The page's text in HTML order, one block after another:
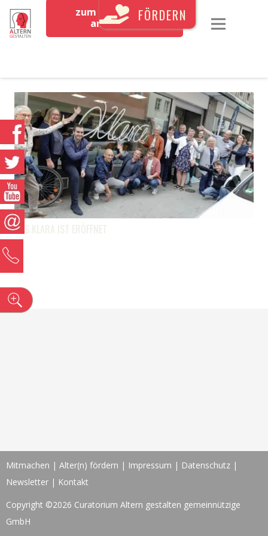
zum Newsletter
anmeldenFÖRDERN
DAS KLARA IST ERÖFFNET
Mitmachen | Alter(n) fördern | Impressum | Datenschutz |
Newsletter | Kontakt
Copyright ©2026 Curatorium Altern gestalten gemeinnützige
GmbH